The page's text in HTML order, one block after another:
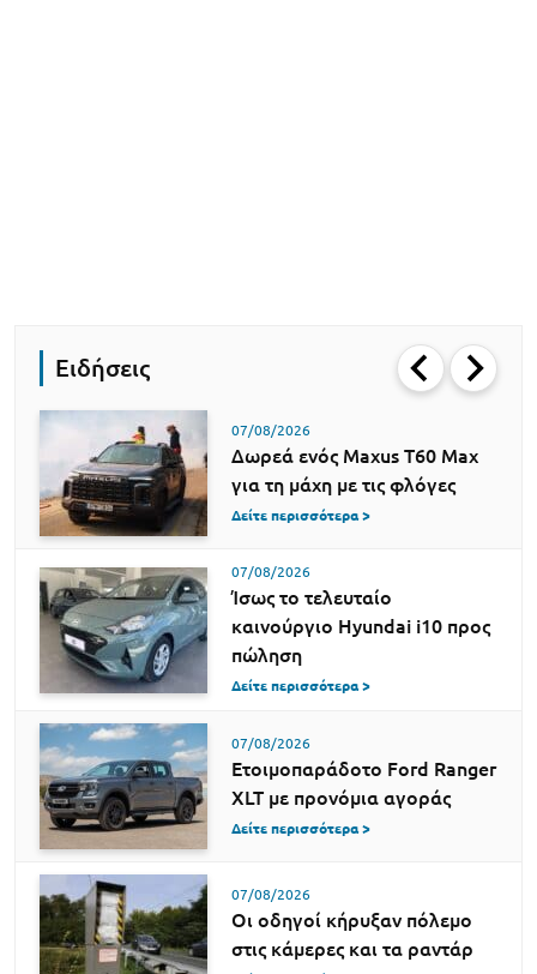
Ειδήσεις
07/08/2026
Δωρεά ενός Maxus T60 Max
για τη μάχη με τις φλόγες
Δείτε περισσότερα >
07/08/2026
Ίσως το τελευταίο
καινούργιο Hyundai i10 προς
πώληση
Δείτε περισσότερα >
07/08/2026
Ετοιμοπαράδοτο Ford Ranger
XLT με προνόμια αγοράς
Δείτε περισσότερα >
07/08/2026
Οι οδηγοί κήρυξαν πόλεμο
στις κάμερες και τα ραντάρ